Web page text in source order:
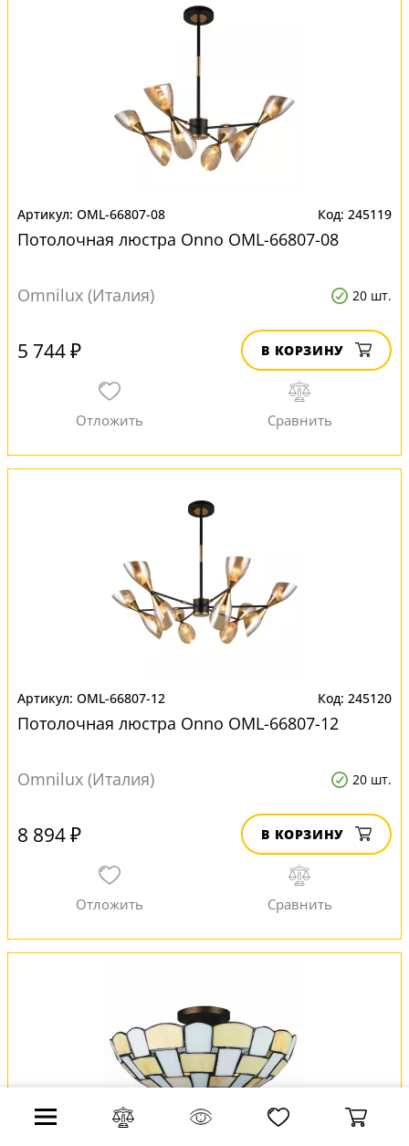
OML-66807-08 245119
Потолочная люстра Onno OML-66807-08
Omnilux (Италия) 20 шт.
5 744 ₽ В КОРЗИНУ
OML-66807-12 245120
Потолочная люстра Onno OML-66807-12
Omnilux (Италия) 20 шт.
8 894 ₽ В КОРЗИНУ